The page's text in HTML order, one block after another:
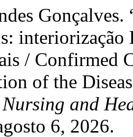
/ Confirmed
of the
and
6, 2026.